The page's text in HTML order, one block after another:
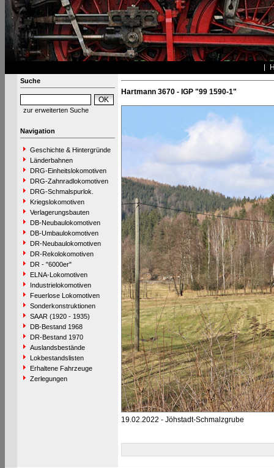
Suche
zur erweiterten Suche
Navigation
Geschichte & Hintergründe
Länderbahnen
DRG-Einheitslokomotiven
DRG-Zahnradlokomotiven
DRG-Schmalspurlok.
Kriegslokomotiven
Verlagerungsbauten
DB-Neubaulokomotiven
DB-Umbaulokomotiven
DR-Neubaulokomotiven
DR-Rekolokomotiven
DR - "6000er"
ELNA-Lokomotiven
Industrielokomotiven
Feuerlose Lokomotiven
Sonderkonstruktionen
SAAR (1920 - 1935)
DB-Bestand 1968
DR-Bestand 1970
Auslandsbestände
Lokbestandslisten
Erhaltene Fahrzeuge
Zerlegungen
Hartmann 3670 - IGP "99 1590-1"
19.02.2022 - Jöhstadt-Schmalzgrube